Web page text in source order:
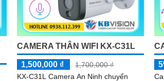
CAMERA THÂN WIFI KX-C31L
1,500,000 ₫
1,700,000 ₫
KX-C31L Camera An Ninh chuyển